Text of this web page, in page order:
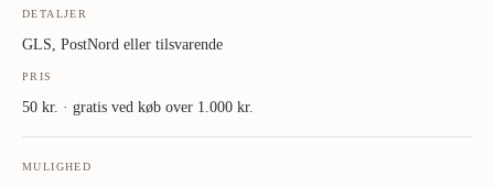
DETALJER
GLS, PostNord eller tilsvarende
PRIS
50 kr. · gratis ved køb over 1.000 kr.
MULIGHED